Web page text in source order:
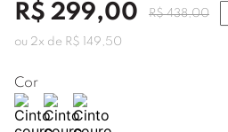
R$ 299,00 R$ 438,00
ou 2x de R$ 149 ,50
Cor